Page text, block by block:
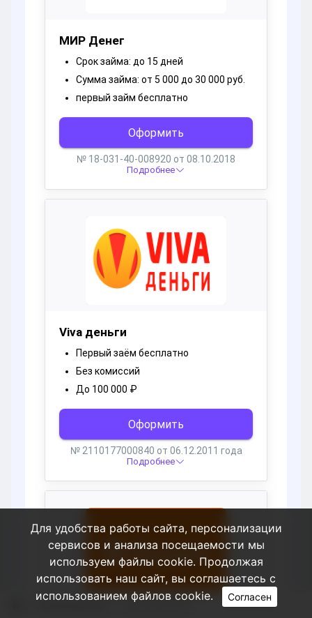
Пользователи Richardwhoma
Для удобства работы сайта, персонализации
сервисов и анализа посещаемости мы
используем файлы cookie. Продолжая
использовать наш сайт, вы соглашаетесь с
использованием файлов cookie.
Согласен